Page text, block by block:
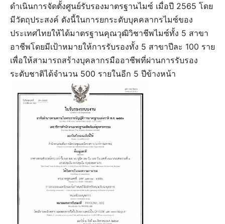
ดำเนินการจัดตั้งศูนย์รับรองมาตรฐานไมซ์ เมื่อปี 2565 โดย
มีวัตถุประสงค์ ดังนี้ในการยกระดับบุคคลากรไมซ์ของ
ประเทศไทยให้ได้มาตรฐานคุณวุฒิวิชาชีพไมซ์ทั้ง 5 สาขา
อาชีพโดยมีเป้าหมายให้การรับรองทั้ง 5 สาขาปีละ 100 ราย
เพื่อให้สามารถสร้างบุคลากรมืออาชีพที่ผ่านการรับรอง
ระดับชาติได้จำนวน 500 รายในอีก 5 ปีข้างหน้า